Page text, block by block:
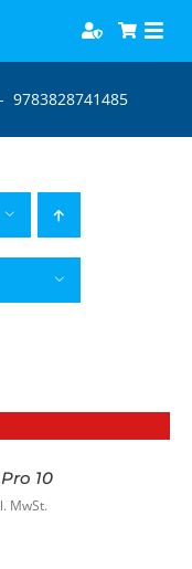
- 9783828741485
10
MwSt.